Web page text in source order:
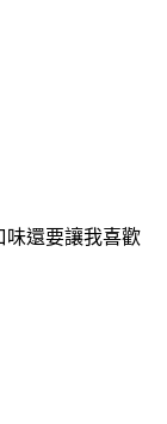
味還要讓我喜歡